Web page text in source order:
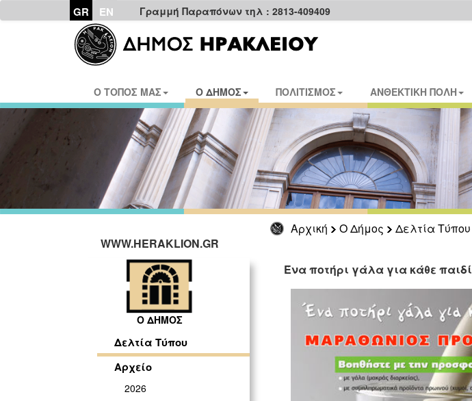
GR EN Γραμμή Παραπόνων τηλ : 2813-409409
Ο ΤΟΠΟΣ ΜΑΣ Ο ΔΗΜΟΣ ΠΟΛΙΤΙΣΜΟΣ ΑΝΘΕΚΤΙΚΗ ΠΟΛΗ
Αρχική Ο Δήμος Δελτία Τύπου
WWW.HERAKLION.GR
Ο ΔΗΜΟΣ
Δελτία Τύπου
Αρχείο
2026
Ένα ποτήρι γάλα για κάθε παιδί